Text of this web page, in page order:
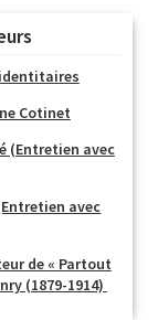
Cotinet
(Entretien avec
avec
de « Partout
(1879-1914)